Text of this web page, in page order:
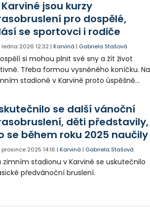
Karviné jsou kurzy
pro dospělé,
se sportovci i rodiče
ledna 2026 12:32 |Karviná | Gabriela Stašová
si mohou plnit své sny a žít život
Třeba formou vysněného koníčku. Na
stadioně v Karviné proto úspěšně
formy.
se další vánoční
děti představily,
se během roku 2025 naučily
prosince 2025 14:16 |Karviná | Gabriela Stašová
zimním stadionu v Karviné se uskutečnilo
předvánoční bruslení.